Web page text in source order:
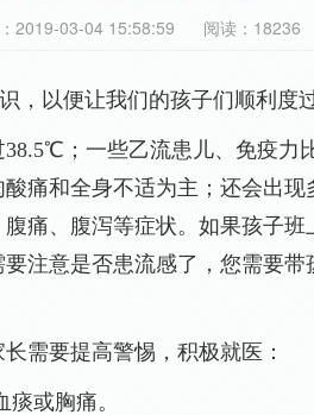
2019-03-04 15:58:59 阅读：18236
以便让我们的孩子们顺利度过
38.5℃；一些乙流患儿、免疫力
痛和全身不适为主；还会出
痛、腹泻等症状。如果孩子
注意是否患流感了，您需要带
需要提高警惕，积极就医：
或胸痛。